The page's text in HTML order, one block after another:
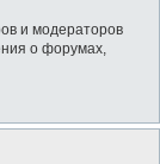
и модераторов
о форумах,